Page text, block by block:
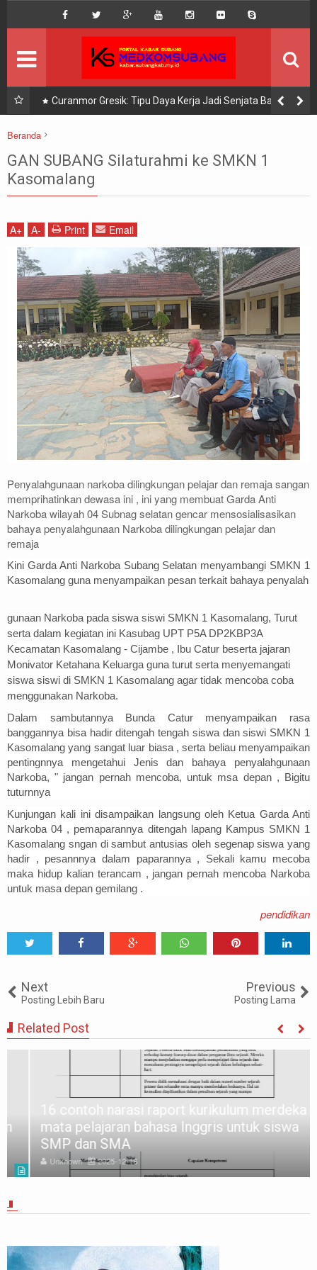
Curanmor Gresik: Tipu Daya Kerja Jadi Senjata Baru
Beranda
pendidikan
GAN SUBANG Silaturahmi ke SMKN 1 Kasomalang
GAN SUBANG Silaturahmi ke SMKN 1
Kasomalang
A+ A- Print Email
Penyalahgunaan narkoba dilingkungan pelajar dan remaja sangan
memprihatinkan dewasa ini , ini yang membuat Garda Anti
Narkoba wilayah 04 Subnag selatan gencar mensosialisasikan
bahaya penyalahgunaan Narkoba dilingkungan pelajar dan
remaja
Kini Garda Anti Narkoba Subang Selatan menyambangi SMKN 1
Kasomalang guna menyampaikan pesan terkait bahaya penyalah
gunaan Narkoba pada siswa siswi SMKN 1 Kasomalang, Turut
serta dalam kegiatan ini Kasubag UPT P5A DP2KBP3A
Kecamatan Kasomalang - Cijambe , Ibu Catur beserta jajaran
Monivator Ketahana Keluarga guna turut serta menyemangati
siswa siswi di SMKN 1 Kasomalang agar tidak mencoba coba
menggunakan Narkoba.
Dalam sambutannya Bunda Catur menyampaikan rasa
banggannya bisa hadir ditengah tengah siswa dan siswi SMKN 1
Kasomalang yang sangat luar biasa , serta beliau menyampaikan
pentingnnya mengetahui Jenis dan bahaya penyalahgunaan
Narkoba, " jangan pernah mencoba, untuk msa depan , Bigitu
tuturnnya
Kunjungan kali ini disampaikan langsung oleh Ketua Garda Anti
Narkoba 04 , pemaparannya ditengah lapang Kampus SMKN 1
Kasomalang sngan di sambut antusias oleh segenap siswa yang
hadir , pesannnya dalam paparannya , Sekali kamu mecoba
maka hidup kalian terancam , jangan pernah mencoba Narkoba
untuk masa depan gemilang .
pendidikan
Next
Posting Lebih Baru
Previous
Posting Lama
Related Post
16 contoh narasi raport kurikulum merdeka
mata pelajaran bahasa Inggris untuk siswa
SMP dan SMA
Unknown 2025-12-16
DISCLAIMER
MEGA MENU
INFO KEGIATAN
KOMUNITAS